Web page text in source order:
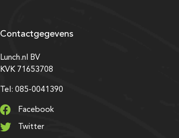
Contactgegevens
Lunch.nl BV
KVK 71653708
Tel: 085-0041390
Facebook
Twitter